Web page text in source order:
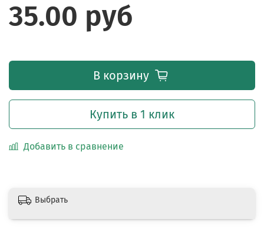
35.00 руб
В корзину
Купить в 1 клик
Добавить в сравнение
Выбрать